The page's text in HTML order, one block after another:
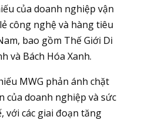
của doanh nghiệp vận
công nghệ và hàng tiêu
bao gồm Thế Giới Di
và Bách Hóa Xanh.
MWG phản ánh chặt
của doanh nghiệp và sức
với các giai đoạn tăng